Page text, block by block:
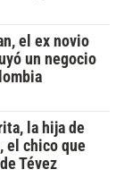
el ex novio
un negocio
la hija de
el chico que
Tévez